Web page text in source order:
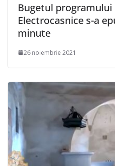
Bugetul programului
Electrocasnice s-a
minute
26 noiembrie 2021